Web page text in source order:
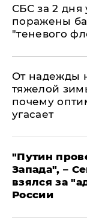
СБС за 2
поражены
"теневого
От надежды
тяжелой
почему
угасает
"Путин
Запада", –
взялся за
России